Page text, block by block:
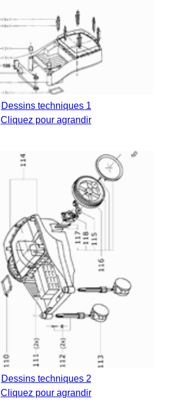
Dessins techniques 1
Cliquez pour agrandir
Dessins techniques 2
Cliquez pour agrandir